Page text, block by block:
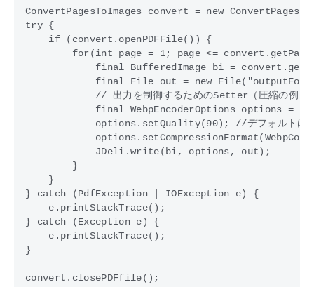
ConvertPagesToImages convert = new
try {
    if (convert.openPDFFile()) {
for(int page = 1; page <=
final BufferedImage bi =
final File out = new
            // 出力を制御するためのSetter（圧縮の例）
final WebpEncoderOptions options =
options.setQuality(90); //デフォルトは
            JDeli.write(bi, options, out);
        }
    }
} catch (PdfException | IOException e) {
    e.printStackTrace();
} catch (Exception e) {
    e.printStackTrace();
}